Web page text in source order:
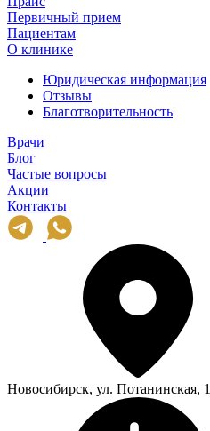
Первичный прием
Пациентам
О клинике
Юридическая информация
Отзывы
Благотворительность
Врачи
Блог
Частые вопросы
Акции
Контакты
Новосибирск, ул. Потанинская,